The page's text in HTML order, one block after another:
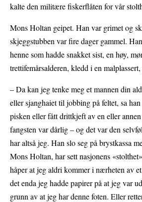
kalte den militære fiskerflåten for vår
Mons Holtan geipet. Han var grimet og
skjeggstubben var fire dager gammel.
henne som hadde snakket sist, en høy,
trettifemårsalderen, kledd i en
– Da kan jeg tenke meg et mannen din
eller sjanghaiet til jobbing på feltet, sa
pisken eller fått drittkjeft av en eller
fangsten var dårlig – og det var den
har altså jeg. Han slo seg på brystkassa
Mons Holtan, har sett nasjonens
håper at jeg aldri kommer i nærheten av
det enda jeg hadde papirer på at jeg var
grunn av at jeg har denne foten. Eller